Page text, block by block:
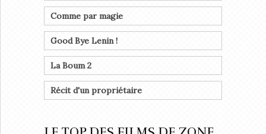
Comme par magie
Good Bye Lenin !
La Boum 2
Récit d'un propriétaire